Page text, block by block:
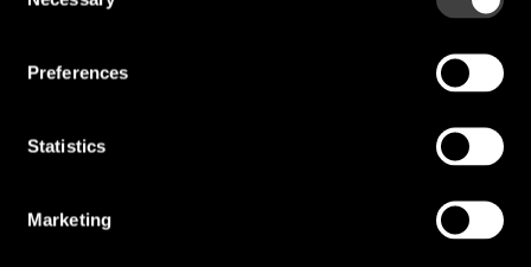
Preferences
Statistics
Marketing
Manufacturer:
2VGVu25 250V